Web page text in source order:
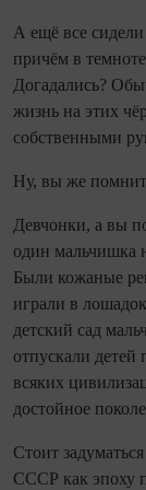
А ещё все
причём в
Догадались?
жизнь на этих
собственными
Ну, вы же
Девчонки, а вы
один мальчишка
Были кожаные
играли в
детский сад
отпускали детей
всяких
достойное
Стоит
СССР как эпоху